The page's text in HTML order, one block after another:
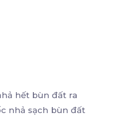
hết bùn đất ra
nhả sạch bùn đất